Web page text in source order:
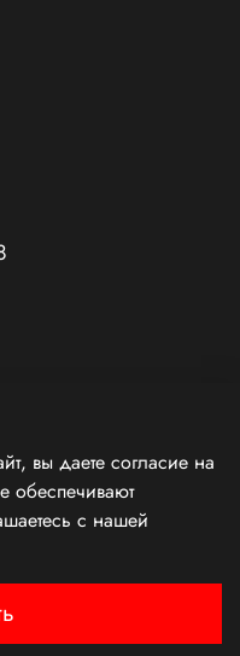
силой духа!
вы даете согласие на
обеспечивают
с нашей